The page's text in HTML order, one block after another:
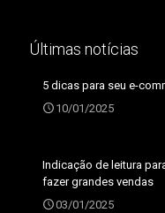
Últimas notícias
5 dicas para seu e-
10/01/2025
Indicação de leitura
fazer grandes vendas
03/01/2025